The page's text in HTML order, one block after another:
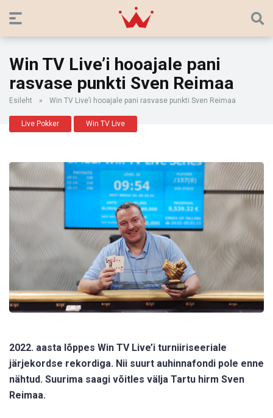
Win TV Live’i hooajale pani
rasvase punkti Sven Reimaa
Esileht » Win TV Live’i hooajale pani rasvase punkti Sven Reimaa
Live Pokker Win TV Live
2022. aasta lõppes Win TV Live’i turniiriseeriale
järjekordse rekordiga. Nii suurt auhinnafondi pole enne
nähtud. Suurima saagi võitles välja Tartu hirm Sven
Reimaa.